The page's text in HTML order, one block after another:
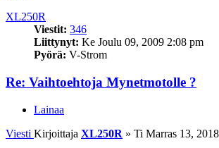
XL250R
Viestit: 346
Liittynyt: Ke Joulu 09, 2009 2:08 pm
Pyörä: V-Strom
Re: Vaihtoehtoja Mynetmotolle ?
Lainaa
Viesti Kirjoittaja XL250R » Ti Marras 13,